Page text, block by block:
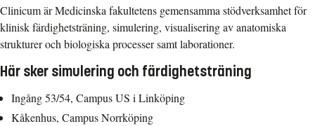
Clinicum är Medicinska fakultetens gemensamma stödverksamhet för
klinisk färdighetsträning, simulering, visualisering av anatomiska
strukturer och biologiska processer samt laborationer.
Här sker simulering och färdighetsträning
Ingång 53/54, Campus US i Linköping
Kåkenhus, Campus Norrköping